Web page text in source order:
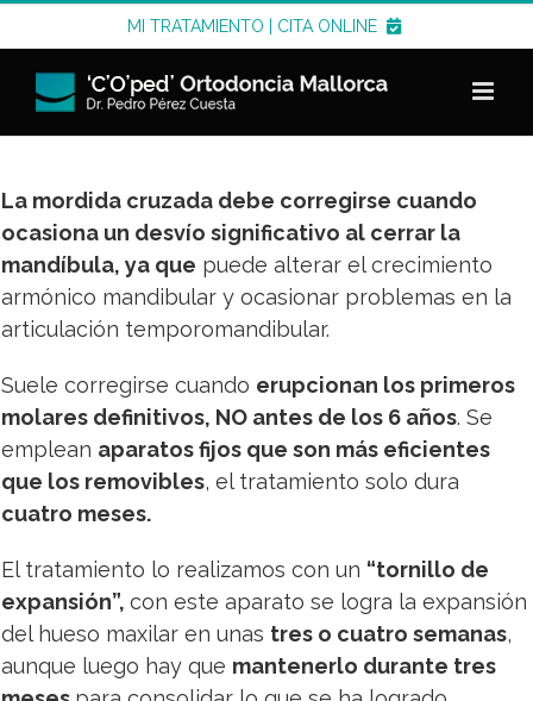
al
contenido
MI TRATAMIENTO CITA ONLINE
La mordida cruzada debe corregirse cuando
ocasiona un desvío significativo al cerrar la
mandíbula, ya que puede alterar el crecimiento
armónico mandibular y ocasionar problemas en la
articulación temporomandibular.
Suele corregirse cuando erupcionan los primeros
molares definitivos, NO antes de los 6 años. Se
emplean aparatos fijos que son más eficientes
que los removibles, el tratamiento solo dura
cuatro meses.
El tratamiento lo realizamos con un “tornillo de
expansión”,con este aparato se logra la expansión
del hueso maxilar en unas tres o cuatro semanas,
aunque luego hay que mantenerlo durante tres